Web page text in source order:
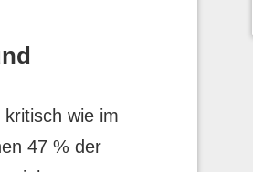
wie im
47 % der